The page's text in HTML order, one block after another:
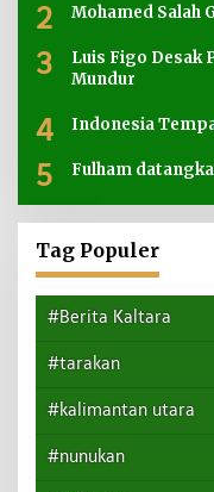
2 Mohamed Salah
3
Luis Figo Desak
Mundur
4 Indonesia
5 Fulham
Tag Populer
#Berita Kaltara
#tarakan
#kalimantan utara
#nunukan